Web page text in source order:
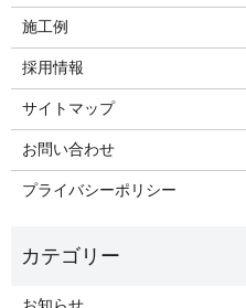
施工例
採用情報
サイトマップ
お問い合わせ
プライバシーポリシー